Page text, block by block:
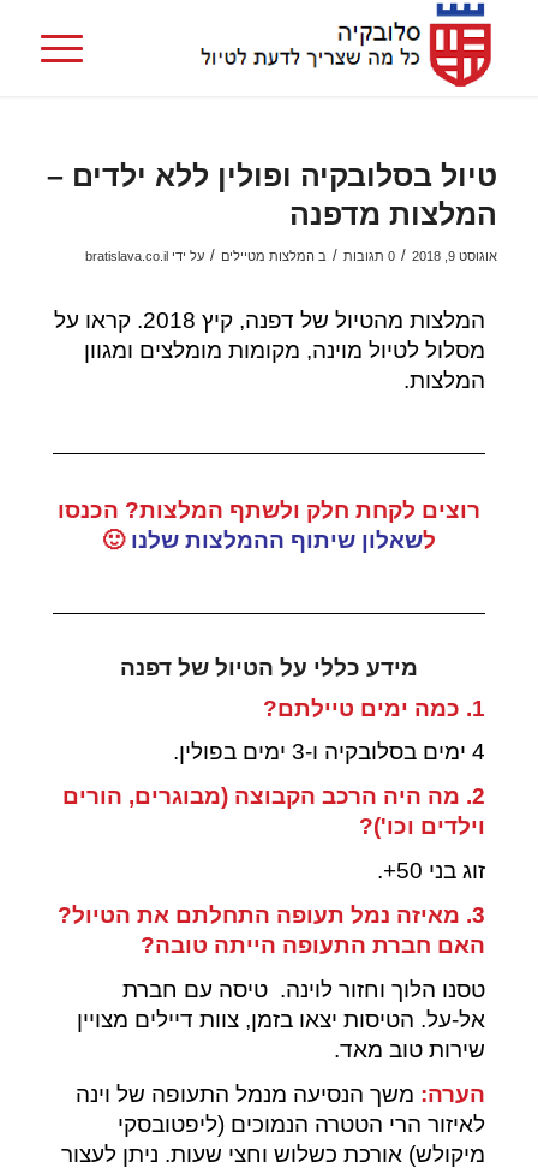
טיול בסלובקיה ופולין ללא ילדים –
המלצות מדפנה
אוגוסט 9, 2018 / 0 תגובות / ב המלצות מטיילים / על ידי bratislava.co.il
המלצות מהטיול של דפנה, קיץ 2018. קראו על
מסלול לטיול מוינה, מקומות מומלצים ומגוון
המלצות.
רוצים לקחת חלק ולשתף המלצות? הכנסו
לשאלון שיתוף ההמלצות שלנו 🙂
מידע כללי על הטיול של דפנה
1. כמה ימים טיילתם?
4 ימים בסלובקיה ו-3 ימים בפולין.
2. מה היה הרכב הקבוצה (מבוגרים, הורים
וילדים וכו')?
זוג בני 50+.
3. מאיזה נמל תעופה התחלתם את הטיול?
האם חברת התעופה הייתה טובה?
טסנו הלוך וחזור לוינה. טיסה עם חברת
אל-על. הטיסות יצאו בזמן, צוות דיילים מצויין
שירות טוב מאד.
הערה: משך הנסיעה מנמל התעופה של וינה
לאיזור הרי הטטרה הנמוכים (ליפטובסקי
מיקולש) אורכת כשלוש וחצי שעות. ניתן לעצור